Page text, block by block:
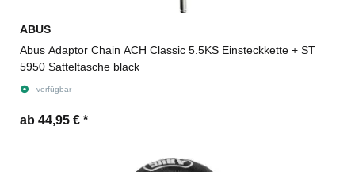
ABUS
Abus Adaptor Chain ACH Classic 5.5KS Einsteckkette + ST
5950 Satteltasche black
verfügbar
ab 44,95 € *